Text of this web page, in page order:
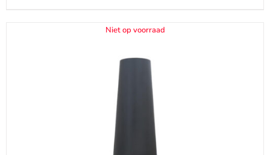
Niet op voorraad